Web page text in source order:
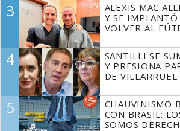
3
ALEXIS MAC
Y SE
VOLVER AL
4
SANTILLI SE
Y PRESIONA
DE VILLARRUEL
5
CHAUVINISMO
CON BRASIL:
SOMOS